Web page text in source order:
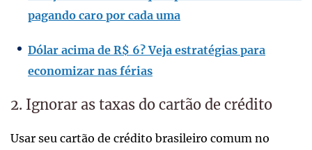
pagando caro por cada uma
Dólar acima de R$ 6? Veja estratégias para
economizar nas férias
2. Ignorar as taxas do cartão de crédito
Usar seu cartão de crédito brasileiro comum no